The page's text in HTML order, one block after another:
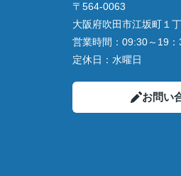
〒564-0063
大阪府吹田市江坂町１
営業時間： 09:30～19：
定休日： 水曜日
お問い